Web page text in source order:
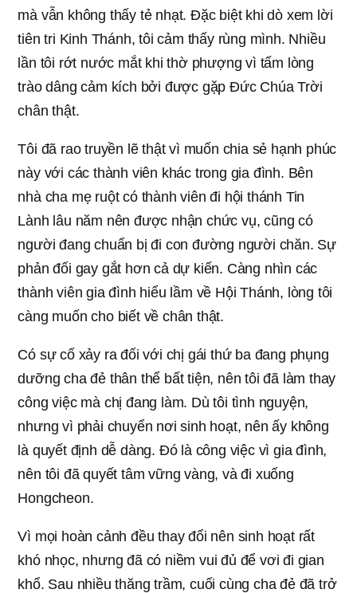
mà vẫn không thấy tẻ nhạt. Đặc biệt khi dò xem lời
tiên tri Kinh Thánh, tôi cảm thấy rùng mình. Nhiều
lần tôi rớt nước mắt khi thờ phượng vì tấm lòng
trào dâng cảm kích bởi được gặp Đức Chúa Trời
chân thật.
Tôi đã rao truyền lẽ thật vì muốn chia sẻ hạnh phúc
này với các thành viên khác trong gia đình. Bên
nhà cha mẹ ruột có thành viên đi hội thánh Tin
Lành lâu năm nên được nhận chức vụ, cũng có
người đang chuẩn bị đi con đường người chăn. Sự
phản đối gay gắt hơn cả dự kiến. Càng nhìn các
thành viên gia đình hiểu lầm về Hội Thánh, lòng tôi
càng muốn cho biết về chân thật.
Có sự cố xảy ra đối với chị gái thứ ba đang phụng
dưỡng cha đẻ thân thể bất tiện, nên tôi đã làm thay
công việc mà chị đang làm. Dù tôi tình nguyện,
nhưng vì phải chuyển nơi sinh hoạt, nên ấy không
là quyết định dễ dàng. Đó là công việc vì gia đình,
nên tôi đã quyết tâm vững vàng, và đi xuống
Hongcheon.
Vì mọi hoàn cảnh đều thay đổi nên sinh hoạt rất
khó nhọc, nhưng đã có niềm vui đủ để vơi đi gian
khổ. Sau nhiều thăng trầm, cuối cùng cha đẻ đã trở